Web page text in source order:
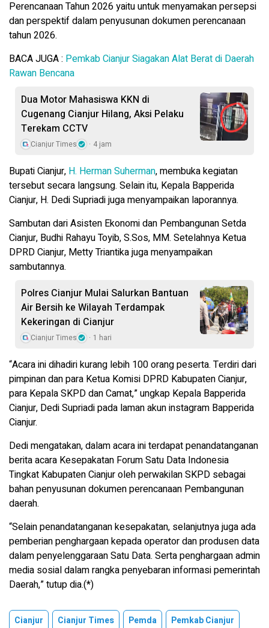
Perencanaan Tahun 2026 yaitu untuk menyamakan persepsi
dan perspektif dalam penyusunan dokumen perencanaan
tahun 2026.
BACA JUGA : Pemkab Cianjur Siagakan Alat Berat di Daerah
Rawan Bencana
Dua Motor Mahasiswa KKN di
Cugenang Cianjur Hilang, Aksi Pelaku
Terekam CCTV
Cianjur Times 4 jam
Bupati Cianjur, H. Herman Suherman, membuka kegiatan
tersebut secara langsung. Selain itu, Kepala Bapperida
Cianjur, H. Dedi Supriadi juga menyampaikan laporannya.
Sambutan dari Asisten Ekonomi dan Pembangunan Setda
Cianjur, Budhi Rahayu Toyib, S.Sos, MM. Setelahnya Ketua
DPRD Cianjur, Metty Triantika juga menyampaikan
sambutannya.
Polres Cianjur Mulai Salurkan Bantuan
Air Bersih ke Wilayah Terdampak
Kekeringan di Cianjur
Cianjur Times 1 hari
“Acara ini dihadiri kurang lebih 100 orang peserta. Terdiri dari
pimpinan dan para Ketua Komisi DPRD Kabupaten Cianjur,
para Kepala SKPD dan Camat,” ungkap Kepala Bapperida
Cianjur, Dedi Supriadi pada laman akun instagram Bapperida
Cianjur.
Dedi mengatakan, dalam acara ini terdapat penandatanganan
berita acara Kesepakatan Forum Satu Data Indonesia
Tingkat Kabupaten Cianjur oleh perwakilan SKPD sebagai
bahan penyusunan dokumen perencanaan Pembangunan
daerah.
“Selain penandatanganan kesepakatan, selanjutnya juga ada
pemberian penghargaan kepada operator dan produsen data
dalam penyelenggaraan Satu Data. Serta penghargaan admin
media sosial dalam rangka penyebaran informasi pemerintah
Daerah,” tutup dia.(*)
Cianjur Cianjur Times Pemda Pemkab Cianjur